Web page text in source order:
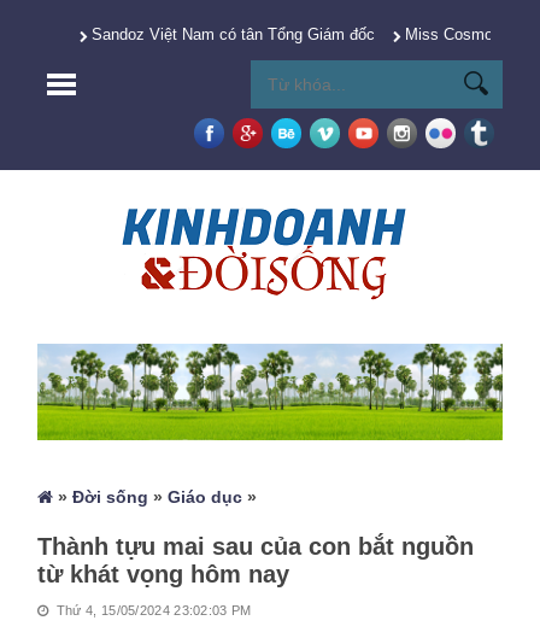
Sandoz Việt Nam có tân Tổng Giám đốc Miss Cosmo 2025
»Đời sống »Giáo dục »
Thành tựu mai sau của con bắt nguồn
từ khát vọng hôm nay
Thứ 4, 15/05/2024 23:02:03 PM